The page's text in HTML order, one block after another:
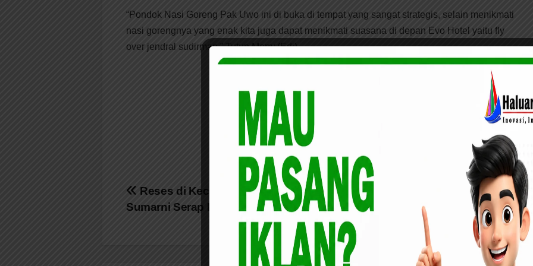
“Pondok Nasi Goreng Pak Uwo ini di buka di tempat yang sangat strategis, selain menikmati
nasi gorengnya yang enak kita juga dapat menikmati suasana di depan Evo Hotel yaitu fly
over jendral sudirman.” Tutup Merry.(Edi)
Navigasi
RESES H Darnil langsung Tinjau
Drainase Yang Tersumbat
Reses di Kec Lima Puluh Eri
Sumarni Serap Keluhan Masyarakat